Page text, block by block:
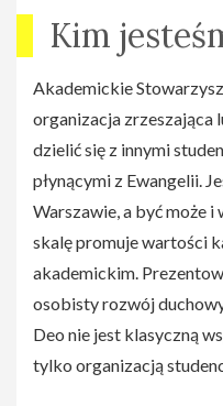
Kim
Akademickie
organizacja zrzeszająca
dzielić się z innymi
płynącymi z Ewangelii.
Warszawie, a być może i
skalę promuje wartości
akademickim.
osobisty rozwój
Deo nie jest klasyczną
tylko organizacją